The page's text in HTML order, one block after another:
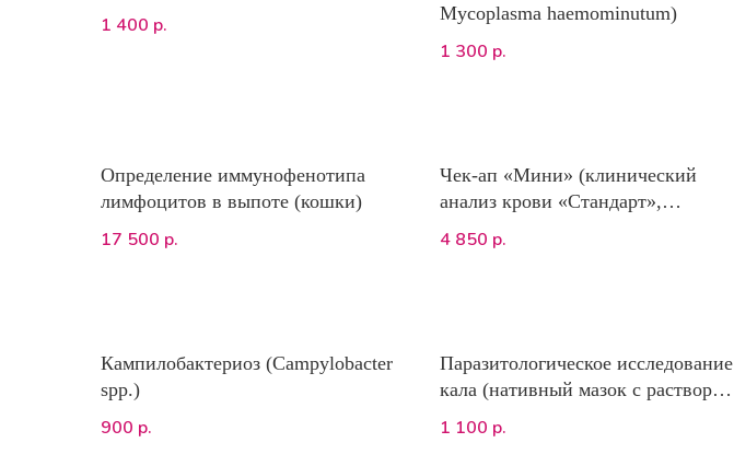
1 400 р.
Mycoplasma haemominutum)
1 300 р.
Определение иммунофенотипа
лимфоцитов в выпоте (кошки)
17 500 р.
Чек-ап «Мини» (клинический
анализ крови «Стандарт»,
биохимия профиль «Поиск 1»,
клинический анализ мочи)
4 850 р.
Кампилобактериоз (Campylobacter
spp.)
900 р.
Паразитологическое исследование
кала (нативный мазок с раствором
Люголя, нативный мазок с
физиологическим раствором
1 100 р.